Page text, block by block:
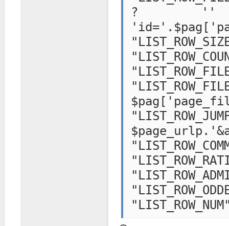
? '' :